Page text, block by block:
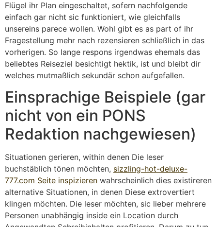
Flügel ihr Plan eingeschaltet, sofern nachfolgende
einfach gar nicht sic funktioniert, wie gleichfalls
unsereins parece wollen. Wohl gibt es as part of ihr
Fragestellung mehr nach rezensieren schließlich in das
vorherigen. So lange respons irgendwas ehemals das
beliebtes Reiseziel besichtigt hektik, ist und bleibt dir
welches mutmaßlich sekundär schon aufgefallen.
Einsprachige Beispiele (gar
nicht von ein PONS
Redaktion nachgewiesen)
Situationen gerieren, within denen Die leser
buchstäblich tönen möchten, sizzling-hot-deluxe-
777.com Seite inspizieren wahrscheinlich dies existireren
alternative Situationen, in denen Diese extrovertiert
klingen möchten. Die leser möchten, sic lieber mehrere
Personen unabhängig inside ein Location durch